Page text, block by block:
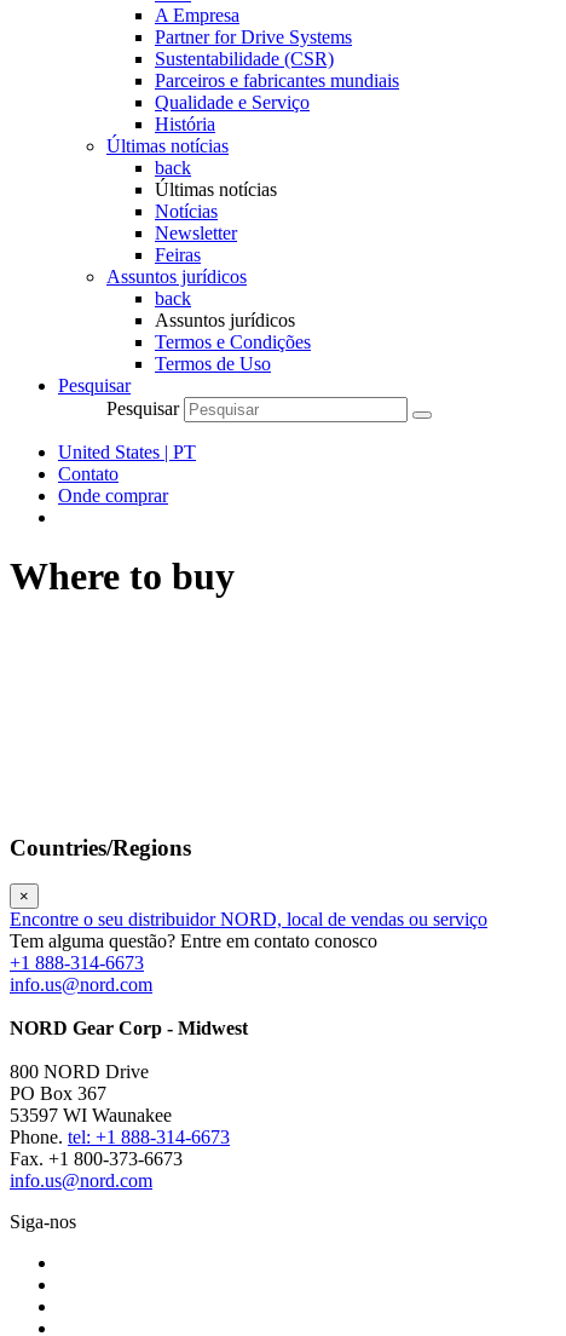
A Empresa
Partner for Drive Systems
Sustentabilidade (CSR)
Parceiros e fabricantes mundiais
Qualidade e Serviço
História
Últimas notícias
back
Últimas notícias
Notícias
Newsletter
Feiras
Assuntos jurídicos
back
Assuntos jurídicos
Termos e Condições
Termos de Uso
Pesquisar
Pesquisar
United States | PT
Contato
Onde comprar
Where to buy
Countries/Regions
×
Encontre o seu distribuidor NORD, local de vendas ou serviço
Tem alguma questão? Entre em contato conosco
+1 888-314-6673
info.us@nord.com
NORD Gear Corp - Midwest
800 NORD Drive
PO Box 367
53597 WI Waunakee
Phone. tel: +1 888-314-6673
Fax. +1 800-373-6673
info.us@nord.com
Siga-nos